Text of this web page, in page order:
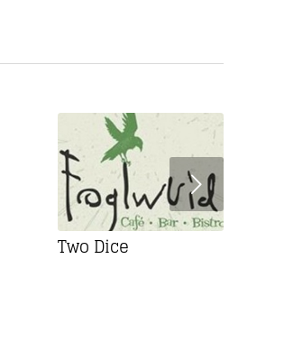
Two Dice
Weiter